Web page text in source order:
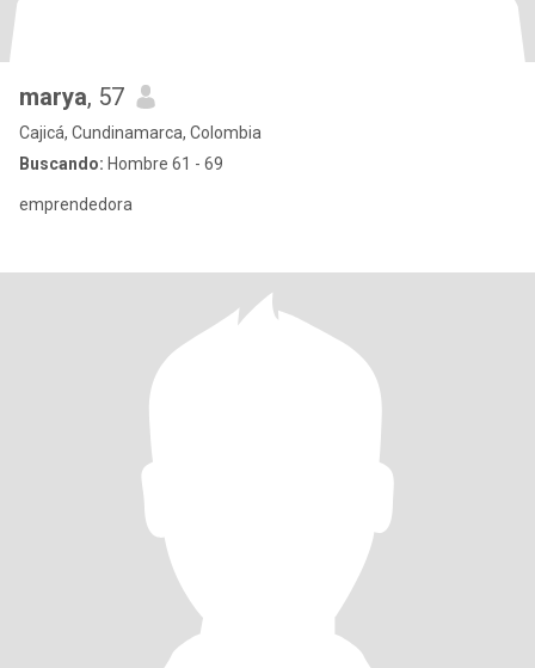
marya, 57
Cajicá, Cundinamarca, Colombia
Buscando: Hombre 61 - 69
emprendedora